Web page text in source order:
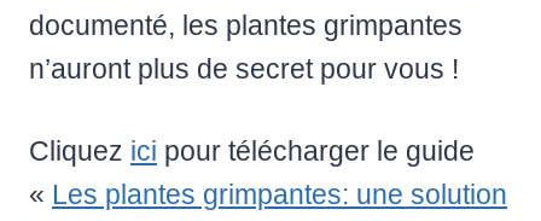
documenté, les plantes grimpantes
n’auront plus de secret pour vous !
Cliquez ici pour télécharger le guide
« Les plantes grimpantes: une solution